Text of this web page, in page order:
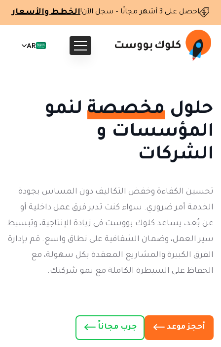
احصل على 3 أشهر مجانًا – سجل الآن! الخطط والأسعار
AR
حلول مخصصة لنمو
المؤسسات و
الشركات
تحسين الكفاءة وخفض التكاليف دون المساس بجودة
الخدمة أمر ضروري. سواء كنت تدير فرق عمل داخلية أو
عن بُعد، يساعد كلوك بووست في زيادة الإنتاجية، وتبسيط
سير العمل، وضمان الشفافية على نطاق واسع. قم بإدارة
الفرق الكبيرة والمشاريع المعقدة بكل سهولة، مع
الحفاظ على السيطرة الكاملة مع نمو شركتك.
أحجز موعد جرب مجاناً